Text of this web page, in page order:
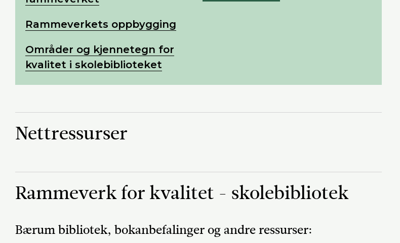
Rammeverkets oppbygging
Områder og kjennetegn for
kvalitet i skolebiblioteket
Nettressurser
Rammeverk for kvalitet - skolebibliotek
Bærum bibliotek, bokanbefalinger og andre ressurser: